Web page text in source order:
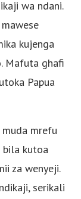
wa ndani.
kujenga
Mafuta ghafi
Papua
mrefu
bila kutoa
za wenyeji.
serikali